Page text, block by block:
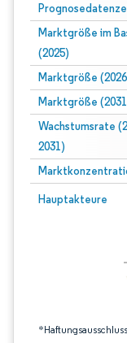
Marktgröße im
(2025)
Marktgröße
Marktgröße
Wachstumsrate
2031)
Hauptakteure
Bild © Mordor